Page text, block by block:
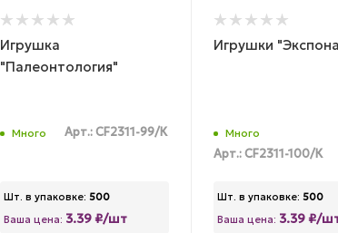
Игрушка
"Палеонтология"
Много Арт.: CF2311-99/К
Шт. в упаковке: 500
Ваша цена: 3.39 ₽/шт
Игрушки
Много
Арт.: CF2311-100/К
Шт. в упаковке: 500
Ваша цена: 3.39 ₽/